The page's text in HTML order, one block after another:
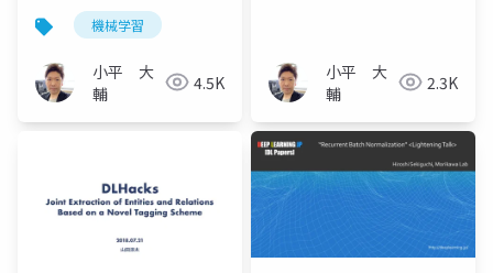
機械学習
小平 大
輔
4.5K
小平 大
輔
2.3K